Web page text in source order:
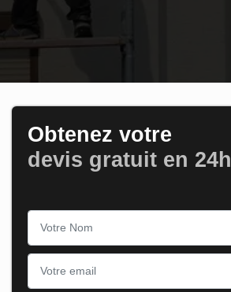
Obtenez votre
devis gratuit en 24h